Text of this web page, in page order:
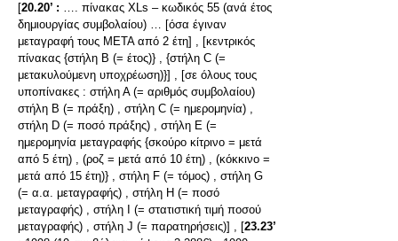
[20.20’ : …. πίνακας XLs – κωδικός 55 (ανά έτος
δημιουργίας συμβολαίου) … [όσα έγιναν
μεταγραφή τους ΜΕΤΑ από 2 έτη] , [κεντρικός
πίνακας {στήλη Β (= έτος)} , {στήλη C (=
μετακυλούμενη υποχρέωση)}] , [σε όλους τους
υποπίνακες : στήλη Α (= αριθμός συμβολαίου)
στήλη Β (= πράξη) , στήλη C (= ημερομηνία) ,
στήλη D (= ποσό πράξης) , στήλη E (=
ημερομηνία μεταγραφής {σκούρο κίτρινο = μετά
από 5 έτη) , (ροζ = μετά από 10 έτη) , (κόκκινο =
μετά από 15 έτη)} , στήλη F (= τόμος) , στήλη G
(= α.α. μεταγραφής) , στήλη H (= ποσό
μεταγραφής) , στήλη I (= στατιστική τιμή ποσού
μεταγραφής) , στήλη J (= παρατηρήσεις)] , [23.23’